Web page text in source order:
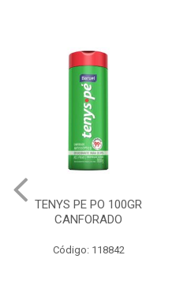
TENYS PE PO 100GR
CANFORADO
Código: 118842